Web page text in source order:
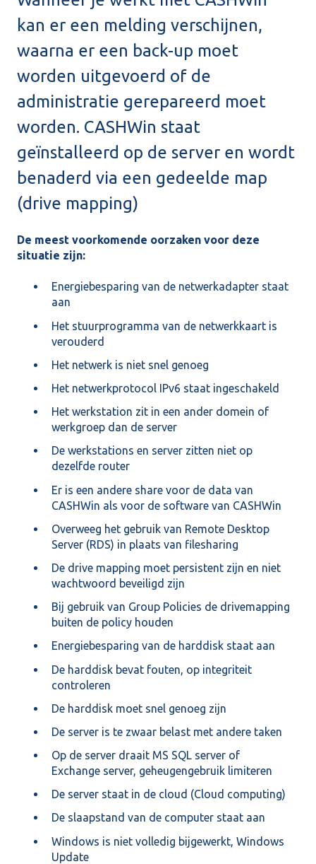
kan er een melding verschijnen,
waarna er een back-up moet
worden uitgevoerd of de
administratie gerepareerd moet
worden. CASHWin staat
geïnstalleerd op de server en wordt
benaderd via een gedeelde map
(drive mapping)
De meest voorkomende oorzaken voor deze
situatie zijn:
Energiebesparing van de netwerkadapter staat
aan
Het stuurprogramma van de netwerkkaart is
verouderd
Het netwerk is niet snel genoeg
Het netwerkprotocol IPv6 staat ingeschakeld
Het werkstation zit in een ander domein of
werkgroep dan de server
De werkstations en server zitten niet op
dezelfde router
Er is een andere share voor de data van
CASHWin als voor de software van CASHWin
Overweeg het gebruik van Remote Desktop
Server (RDS) in plaats van filesharing
De drive mapping moet persistent zijn en niet
wachtwoord beveiligd zijn
Bij gebruik van Group Policies de drivemapping
buiten de policy houden
Energiebesparing van de harddisk staat aan
De harddisk bevat fouten, op integriteit
controleren
De harddisk moet snel genoeg zijn
De server is te zwaar belast met andere taken
Op de server draait MS SQL server of
Exchange server, geheugengebruik limiteren
De server staat in de cloud (Cloud computing)
De slaapstand van de computer staat aan
Windows is niet volledig bijgewerkt, Windows
Update